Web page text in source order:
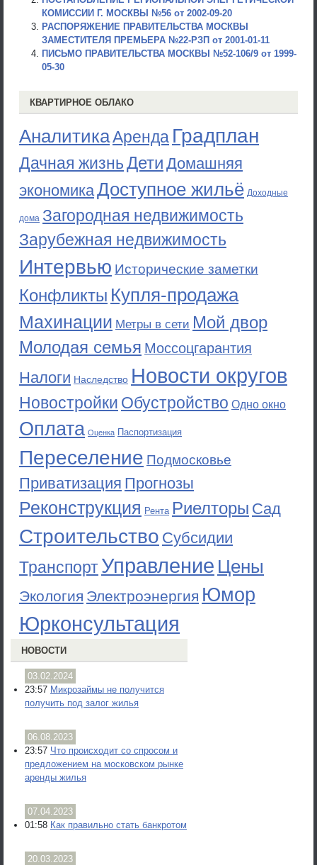
КОМИССИИ Г. МОСКВЫ №56 от 2002-09-20
РАСПОРЯЖЕНИЕ ПРАВИТЕЛЬСТВА МОСКВЫ
ЗАМЕСТИТЕЛЯ ПРЕМЬЕРА №22-РЗП от 2001-01-11
ПИСЬМО ПРАВИТЕЛЬСТВА МОСКВЫ №52-106/9 от 1999-
05-30
КВАРТИРНОЕ ОБЛАКО
АналитикаАренда Градплан
Дачная жизньДети Домашняя
экономикаДоступное жильё Доходные
дома Загородная недвижимость
Зарубежная недвижимость
Интервью Исторические заметки
Конфликты Купля-продажа
Махинации Метры в сети Мой двор
Молодая семья Моссоцгарантия
Налоги Наследство Новости округов
Новостройки Обустройство Одно окно
Оплата Оценка Паспортизация
Переселение Подмосковье
Приватизация Прогнозы
Реконструкция Рента Риелторы Сад
Строительство Субсидии
ТранспортУправление Цены
Экология Электроэнергия Юмор
Юрконсультация
НОВОСТИ
03.02.2024
23:57 Микрозаймы не получится
получить под залог жилья
06.08.2023
23:57 Что происходит со спросом и
предложением на московском рынке
аренды жилья
07.04.2023
01:58 Как правильно стать банкротом
20.03.2023